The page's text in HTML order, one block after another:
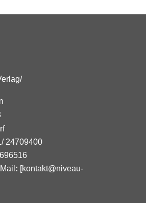
24709400
: [kontakt@niveau-